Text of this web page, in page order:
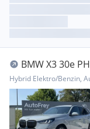
BMW X3 30e
Hybrid Elektro/Benzin,